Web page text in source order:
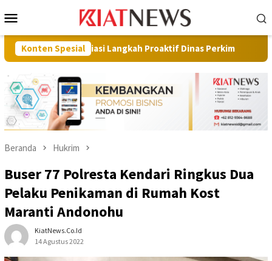
ke
Mobile
Konten Spesial
Langkah Proaktif Dinas Perkim Pilot Project,
Beranda Hukrim
Buser 77 Polresta Kendari Ringkus Dua
Pelaku Penikaman di Rumah Kost
Maranti Andonohu
KiatNews.co.id
14 Agustus 2022